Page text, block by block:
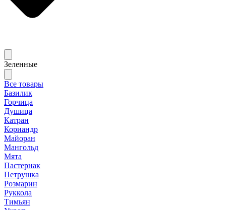
Зеленные
Все товары
Базилик
Горчица
Душица
Катран
Кориандр
Майоран
Мангольд
Мята
Пастернак
Петрушка
Розмарин
Руккола
Тимьян